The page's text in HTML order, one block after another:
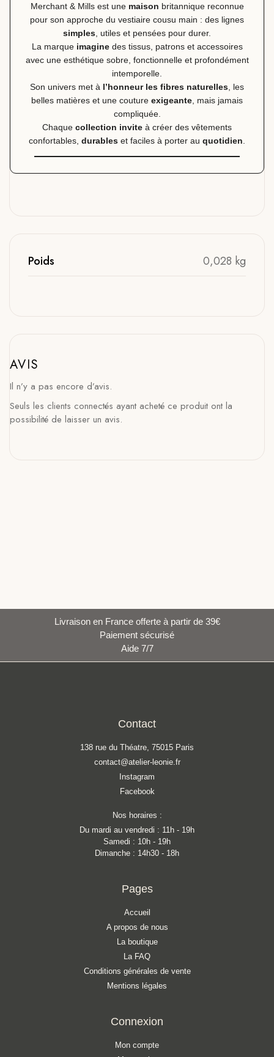
Merchant & Mills est une maison britannique reconnue
pour son approche du vestiaire cousu main : des lignes
simples , utiles et pensées pour durer.
La marque imaginedes tissus, patrons et accessoires
avec une esthétique sobre, fonctionnelle et profondément
intemporelle.
Son univers met à l’honneur les fibres naturelles , les
belles matières et une couture exigeante , mais jamais
compliquée.
Chaque collection invite à créer des vêtements
confortables, durables et faciles à porter au quotidien
Poids 0,028 kg
AVIS
Il n’y a pas encore d’avis.
Seuls les clients connectés ayant acheté ce produit ont la
possibilité de laisser un avis.
Livraison en France offerte à partir de 39€
Paiement sécurisé
Aide 7/7
Contact
138 rue du Théatre, 75015 Paris
contact@atelier-leonie.fr
Instagram
Facebook
Nos horaires :
Du mardi au vendredi : 11h - 19h
Samedi : 10h - 19h
Dimanche : 14h30 - 18h
Pages
Accueil
A propos de nous
La boutique
La FAQ
Conditions générales de vente
Mentions légales
Connexion
Mon compte